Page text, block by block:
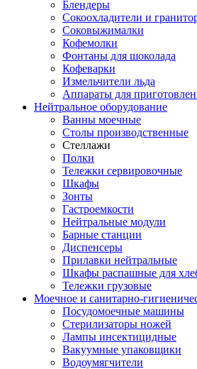
Блендеры
Сокоохладители и
Соковыжималки
Кофемолки
Фонтаны для шоколада
Кофеварки
Измельчители льда
Аппараты для
Нейтральное оборудование
Ванны моечные
Столы производственные
Стеллажи
Полки
Тележки сервировочные
Шкафы
Зонты
Гастроемкости
Нейтральные модули
Барные станции
Диспенсеры
Прилавки нейтральные
Шкафы распашные для
Тележки грузовые
Моечное и санитарно-
Посудомоечные машины
Стерилизаторы ножей
Лампы инсектицидные
Вакуумные упаковщики
Водоумягчители